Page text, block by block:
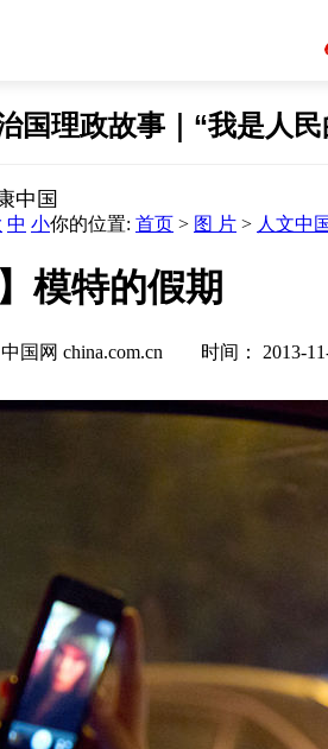
中 小你的位置: 首页 > 图 片 > 人文中
模特的假期
中国网 china.com.cn 时间：